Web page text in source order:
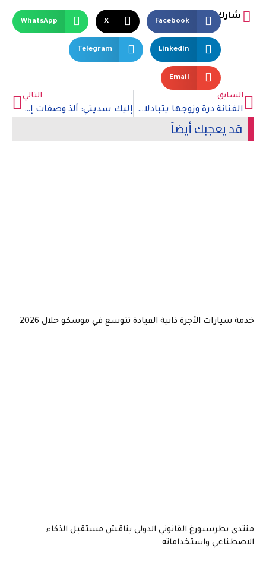
شارك
Facebook
X
WhatsApp
LinkedIn
Telegram
Email
السابق
الفنانة درة وزوجها يتبادلان رسائل الغرام عبر إنستجرام
التالي
إليك سديتي: ألذ وصفات إعداد حلوى ليالي لبنان
قد يعجبك أيضاً
خدمة سيارات الأجرة ذاتية القيادة تتوسع في موسكو خلال 2026
منتدى بطرسبورغ القانوني الدولي يناقش مستقبل الذكاء
الاصطناعي واستخداماته